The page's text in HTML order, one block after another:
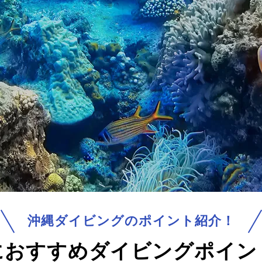
沖縄ダイビングのポイント紹介！
すすめダイビングポイン